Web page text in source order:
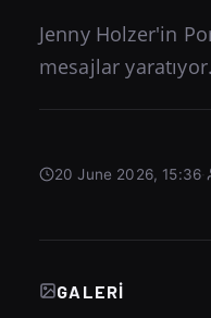
Jenny Holzer'in
mesajlar
20 June 2026, 15:36
GALERI